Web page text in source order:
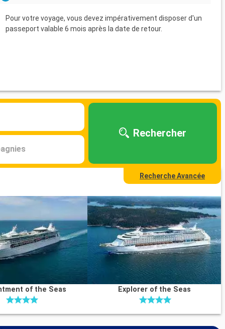
Pour votre voyage, vous devez impérativement disposer d'un
passeport valable 6 mois après la date de retour.
Rechercher
Recherche Avancée
of the Seas Explorer of the Seas